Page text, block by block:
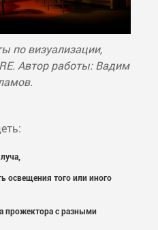
по визуализации,
Автор работы: Вадим
освещения того или иного
прожектора с разными